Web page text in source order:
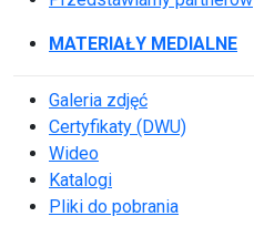
MATERIAŁY MEDIALNE
Galeria zdjęć
Certyfikaty (DWU)
Wideo
Katalogi
Pliki do pobrania